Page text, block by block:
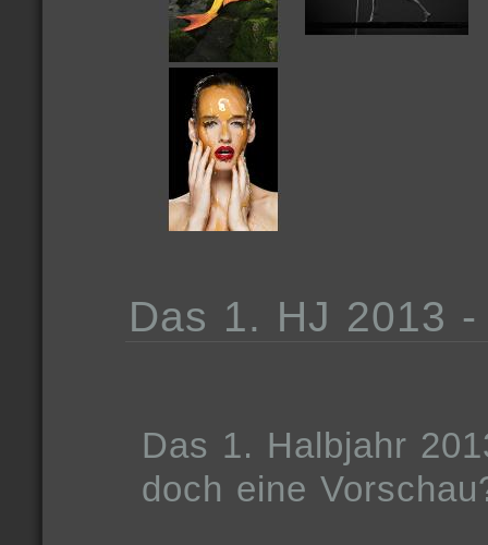
Das 1. HJ 2013
Das 1. Halbjahr
doch eine